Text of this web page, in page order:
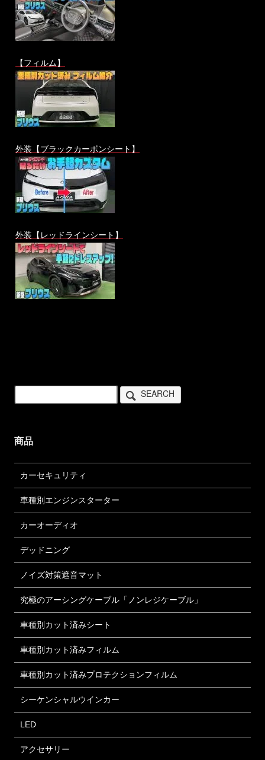
【フィルム】
外装【ブラックカーボンシート】
外装【レッドラインシート】
SEARCH
商品
カーセキュリティ
車種別エンジンスターター
カーオーディオ
デッドニング
ノイズ対策遮音マット
究極のアーシングケーブル「ノンレジケーブル」
車種別カット済みシート
車種別カット済みフィルム
車種別カット済みプロテクションフィルム
シーケンシャルウインカー
LED
アクセサリー